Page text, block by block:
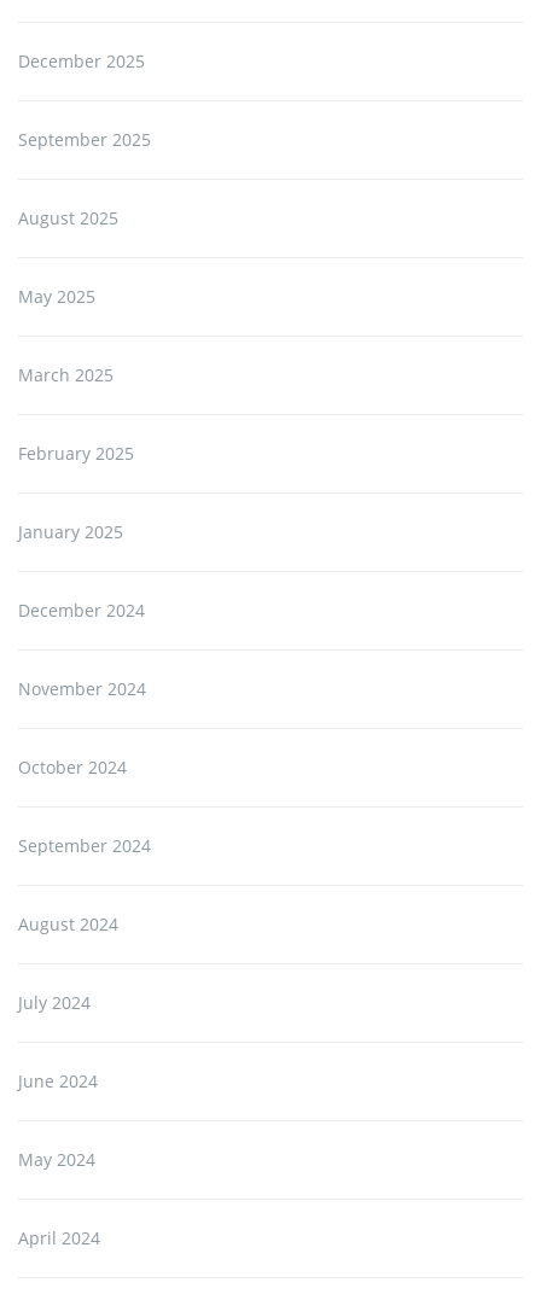
December 2025
September 2025
August 2025
May 2025
March 2025
February 2025
January 2025
December 2024
November 2024
October 2024
September 2024
August 2024
July 2024
June 2024
May 2024
April 2024